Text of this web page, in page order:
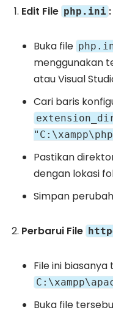
Edit File php.ini :
Buka file
menggunakan
atau Visual
Cari baris
Pastikan
dengan lokasi
Simpan
Perbarui File
File ini
Buka file